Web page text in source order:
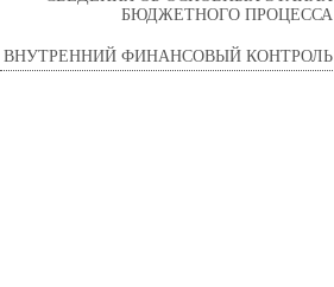
БЮДЖЕТНОГО ПРОЦЕССА
ВНУТРЕННИЙ ФИНАНСОВЫЙ КОНТРОЛЬ